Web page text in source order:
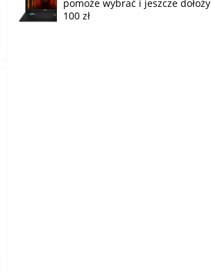
pomoże wybrać i jeszcze dołoży
100 zł